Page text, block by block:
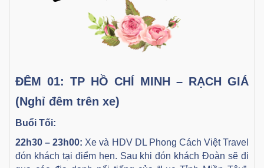
ĐÊM 01: TP HỒ CHÍ MINH – RẠCH GIÁ
(Nghỉ đêm trên xe)
Buổi Tối:
22h30 – 23h00: Xe và HDV DL Phong Cách Việt Travel
đón khách tại điểm hẹn. Sau khi đón khách Đoàn sẽ đi